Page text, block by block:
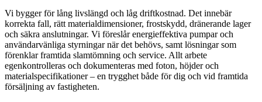
Vi bygger för lång livslängd och låg driftkostnad. Det innebär
korrekta fall, rätt materialdimensioner, frostskydd, dränerande lager
och säkra anslutningar. Vi föreslår energieffektiva pumpar och
användarvänliga styrningar när det behövs, samt lösningar som
förenklar framtida slamtömning och service. Allt arbete
egenkontrolleras och dokumenteras med foton, höjder och
materialspecifikationer – en trygghet både för dig och vid framtida
försäljning av fastigheten.